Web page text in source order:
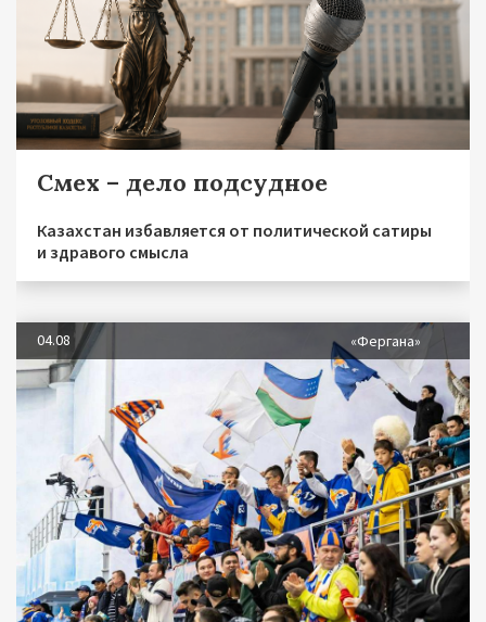
Смех – дело подсудное
Казахстан избавляется от политической сатиры
и здравого смысла
04.08 «Фергана»